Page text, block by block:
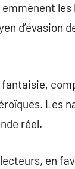
les
d’évasion
Les
réel.
en